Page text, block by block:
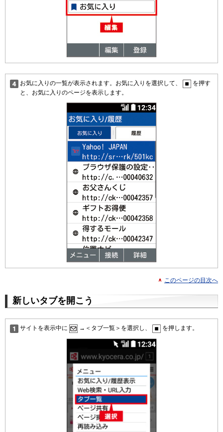
お気に入りの一覧が表示されます。お気に入りを選択して、
を押す
と、お気に入りのページを表示します。
このページの目次へ
新しいタブを開こう
サイトを表示中に →＜タブ一覧＞を選択し、 を押します。